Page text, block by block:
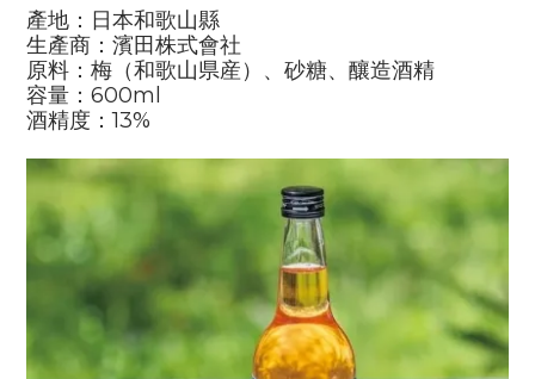
產地：日本和歌山縣
生產商： 濱田株式會社
原料：梅（和歌山県産）、砂糖、釀造酒精
容量： 600ml
酒精度：13%